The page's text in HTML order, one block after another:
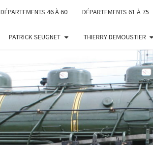
DÉPARTEMENTS 46 À 60 DÉPARTEMENTS 61 À 75
PATRICK SEUGNET THIERRY DEMOUSTIER